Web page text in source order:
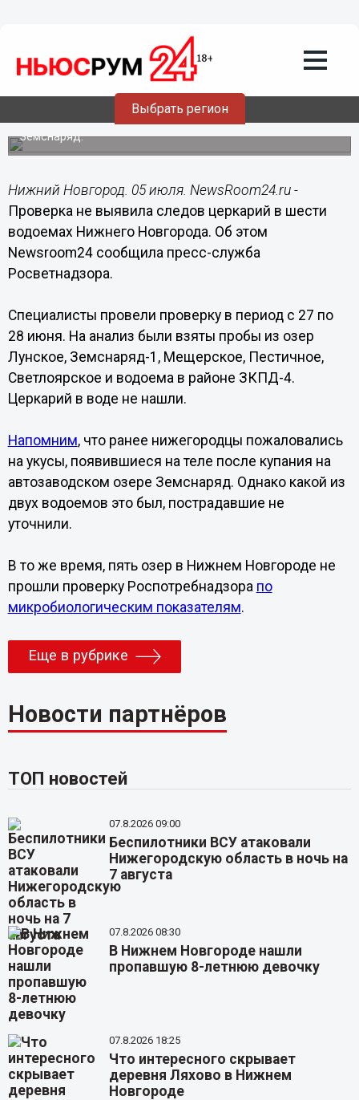
Выбрать регион
05.07.202213:25
Церкарий не выявили в шести озерах
Нижнего Новгорода
На укусы пожаловались отдыхающие на озере
Земснаряд.
Нижний Новгород. 05 июля. NewsRoom24.ru -
Проверка не выявила следов церкарий в шести
водоемах Нижнего Новгорода. Об этом
Newsroom24 сообщила пресс-служба
Росветнадзора.
Специалисты провели проверку в период с 27 по
28 июня. На анализ были взяты пробы из озер
Лунское, Земснаряд-1, Мещерское, Пестичное,
Светлоярское и водоема в районе ЗКПД-4.
Церкарий в воде не нашли.
Напомним, что ранее нижегородцы пожаловались
на укусы, появившиеся на теле после купания на
автозаводском озере Земснаряд. Однако какой из
двух водоемов это был, пострадавшие не
уточнили.
В то же время, пять озер в Нижнем Новгороде не
прошли проверку Роспотребнадзора по
микробиологическим показателям.
Еще в рубрике
Новости партнёров
ТОП новостей
07.8.2026 09:00
Беспилотники ВСУ атаковали
Нижегородскую область в ночь на
7 августа
07.8.2026 08:30
В Нижнем Новгороде нашли
пропавшую 8-летнюю девочку
07.8.2026 18:25
Что интересного скрывает
деревня Ляхово в Нижнем
Новгороде